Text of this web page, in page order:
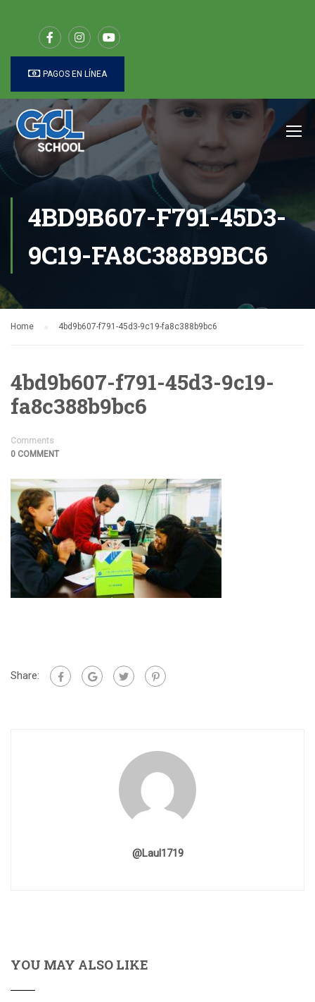
PAGOS EN LÍNEA
4BD9B607-F791-45D3-
9C19-FA8C388B9BC6
Home 4bd9b607-f791-45d3-9c19-fa8c388b9bc6
4bd9b607-f791-45d3-9c19-
fa8c388b9bc6
Comments
0 COMMENT
Share:
@laul1719
YOU MAY ALSO LIKE